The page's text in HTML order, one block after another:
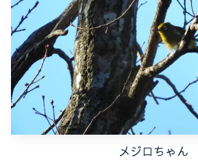
メジロちゃん